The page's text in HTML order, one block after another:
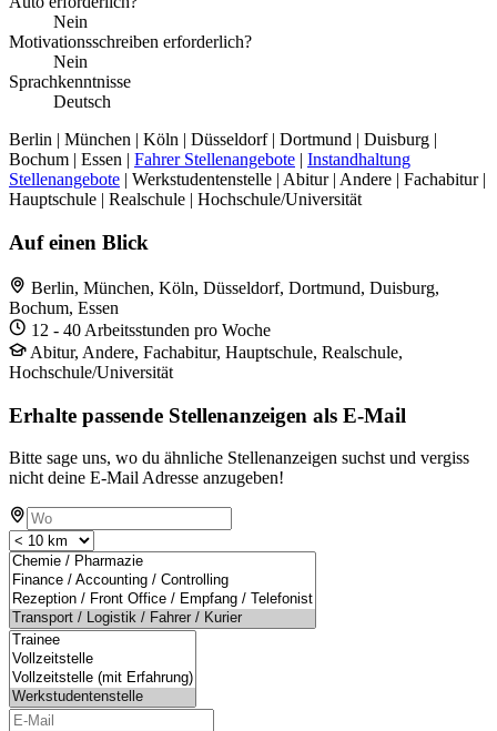
Nein
Motivationsschreiben erforderlich?
Nein
Sprachkenntnisse
Deutsch
Berlin | München | Köln | Düsseldorf | Dortmund | Duisburg |
Bochum | Essen | Fahrer Stellenangebote | Instandhaltung
Stellenangebote | Werkstudentenstelle | Abitur | Andere | Fachabitur |
Hauptschule | Realschule | Hochschule/Universität
Auf einen Blick
Berlin, München, Köln, Düsseldorf, Dortmund, Duisburg,
Bochum, Essen
12 - 40 Arbeitsstunden pro Woche
Abitur, Andere, Fachabitur, Hauptschule, Realschule,
Hochschule/Universität
Erhalte passende Stellenanzeigen als E-Mail
Bitte sage uns, wo du ähnliche Stellenanzeigen suchst und vergiss
nicht deine E-Mail Adresse anzugeben!